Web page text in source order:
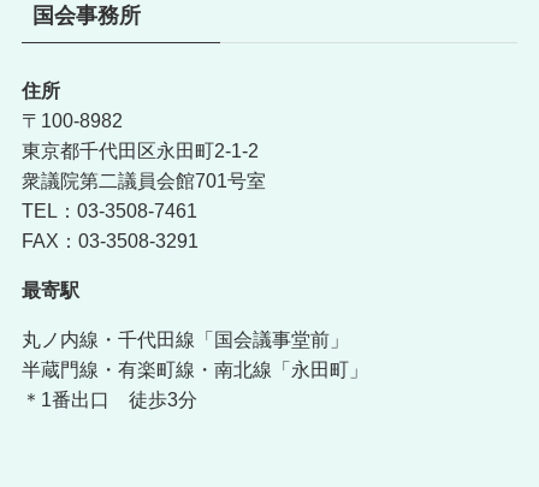
国会事務所
住所
〒100-8982
東京都千代田区永田町2-1-2
衆議院第二議員会館701号室
TEL：03-3508-7461
FAX：03-3508-3291
最寄駅
丸ノ内線・千代田線「国会議事堂前」
半蔵門線・有楽町線・南北線「永田町」
＊1番出口 徒歩3分